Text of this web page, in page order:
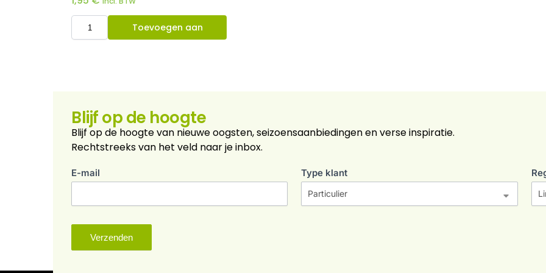
Toevoegen aan
Blijf op de hoogte
Blijf op de hoogte van nieuwe oogsten, seizoensaanbiedingen en verse inspiratie.
Rechtstreeks van het veld naar je inbox.
nieuwsbrief
E-mail Type klant
Verzenden